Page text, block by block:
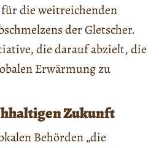
für die weitreichenden
der Gletscher.
die darauf abzielt, die
Erwärmung zu
Zukunft
Behörden „die